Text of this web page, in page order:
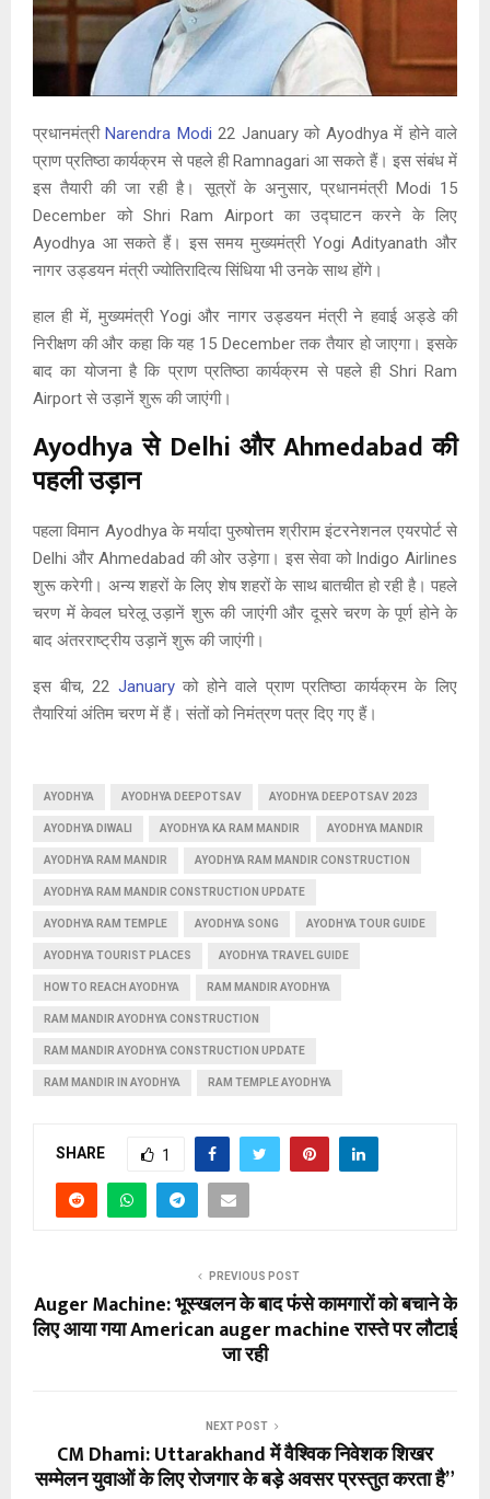
प्रधानमंत्रीNarendra Modi 22 January को Ayodhya में होने वाले
प्राण प्रतिष्ठा कार्यक्रम से पहले ही Ramnagari आ सकते हैं। इस संबंध में
इस तैयारी की जा रही है। सूत्रों के अनुसार, प्रधानमंत्री Modi 15
December को Shri Ram Airport का उद्घाटन करने के लिए
Ayodhya आ सकते हैं। इस समय मुख्यमंत्री Yogi Adityanath और
नागर उड्डयन मंत्री ज्योतिरादित्य सिंधिया भी उनके साथ होंगे।
हाल ही में, मुख्यमंत्री Yogi और नागर उड्डयन मंत्री ने हवाई अड्डे की
निरीक्षण की और कहा कि यह 15 December तक तैयार हो जाएगा। इसके
बाद का योजना है कि प्राण प्रतिष्ठा कार्यक्रम से पहले ही Shri Ram
Airport से उड़ानें शुरू की जाएंगी।
Ayodhya से Delhi और Ahmedabad की
पहली उड़ान
पहला विमान Ayodhya के मर्यादा पुरुषोत्तम श्रीराम इंटरनेशनल एयरपोर्ट से
Delhi और Ahmedabad की ओर उड़ेगा। इस सेवा को Indigo Airlines
शुरू करेगी। अन्य शहरों के लिए शेष शहरों के साथ बातचीत हो रही है। पहले
चरण में केवल घरेलू उड़ानें शुरू की जाएंगी और दूसरे चरण के पूर्ण होने के
बाद अंतरराष्ट्रीय उड़ानें शुरू की जाएंगी।
इस बीच, 22 Januaryको होने वाले प्राण प्रतिष्ठा कार्यक्रम के लिए
तैयारियां अंतिम चरण में हैं। संतों को निमंत्रण पत्र दिए गए हैं।
AYODHYA AYODHYA DEEPOTSAV AYODHYA DEEPOTSAV 2023
AYODHYA DIWALI AYODHYA KA RAM MANDIR AYODHYA MANDIR
AYODHYA RAM MANDIR AYODHYA RAM MANDIR CONSTRUCTION
AYODHYA RAM MANDIR CONSTRUCTION UPDATE
AYODHYA RAM TEMPLE AYODHYA SONG AYODHYA TOUR GUIDE
AYODHYA TOURIST PLACES AYODHYA TRAVEL GUIDE
HOW TO REACH AYODHYA RAM MANDIR AYODHYA
RAM MANDIR AYODHYA CONSTRUCTION
RAM MANDIR AYODHYA CONSTRUCTION UPDATE
RAM MANDIR IN AYODHYA RAM TEMPLE AYODHYA
SHARE 1
PREVIOUS POST
Auger Machine: भूस्खलन के बाद फंसे कामगारों को बचाने के
लिए आया गया American auger machine रास्ते पर लौटाई
जा रही
NEXT POST
CM Dhami: Uttarakhand में वैश्विक निवेशक शिखर
सम्मेलन युवाओं के लिए रोजगार के बड़े अवसर प्रस्तुत करता है”